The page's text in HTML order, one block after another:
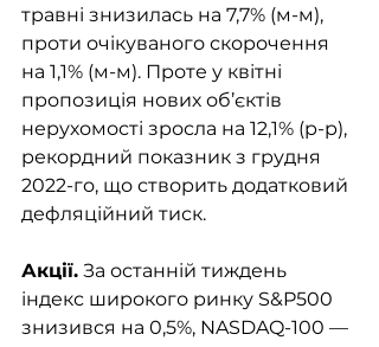
травні знизилась на 7,7% (м-м),
проти очікуваного скорочення
на 1,1% (м-м). Проте у квітні
пропозиція нових об’єктів
нерухомості зросла на 12,1% (р-р),
рекордний показник з грудня
2022-го, що створить додатковий
дефляційний тиск.
Акції. За останній тиждень
індекс широкого ринку S&P500
знизився на 0,5%, NASDAQ-100 —